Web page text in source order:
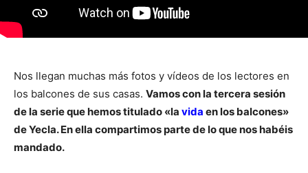
Nos llegan muchas más fotos y vídeos de los lectores en
los balcones de sus casas. Vamos con la tercera sesión
de la serie que hemos titulado «la vida en los balcones»
de Yecla. En ella compartimos parte de lo que nos habéis
mandado.